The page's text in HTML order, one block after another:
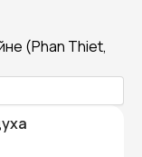
(Phan Thiet,